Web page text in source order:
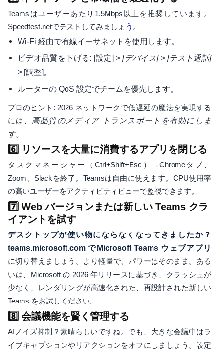
Teamsはユーザーあたり1.5Mbps以上を推奨しています。
Speedtest.netでテストしてみましょ う 。
Wi-Fi 経由で有線イーサネットを使用します。
ビデオ品質を下げる: [設定] >[デバイス]> [テスト通話]
> [調整]。
ルーターの QoS 設定でチームを優先します。
プロのヒント: 2026 ネットワークで低遅延の魔法を実現する
には、 高品質のメディア トランスポートを有効にしま
す。
6️⃣ リソースを大量に消費するアプリを閉じる
タスクマネージャー（Ctrl+Shift+Esc）→Chromeタブ、
Zoom、Slackを終了。Teamsは自由に使えます。CPU使用率
の高いユーザーをアクティビティビューで監視できます。
7️⃣ Web バージョンまたは新しい Teams クラ
イアントを試す
デスクトップが使い物にならなくなってきましたか？
teams.microsoft.com でMicrosoft Teams ウェブアプリ
に切り替えましょう。より軽量で、パワーはそのまま。ある
いは、Microsoft の 2026 年リリースに基づき、クラッシュが
少なく、レンダリングが高速化された、再設計された新しい
Teams をお試しください。
8️⃣ 会議機能を賢く管理する
AIノイズ抑制？素晴らしいですね。でも、大きな会議中はラ
イブキャプションやリアクションをオフにしましょう。設定